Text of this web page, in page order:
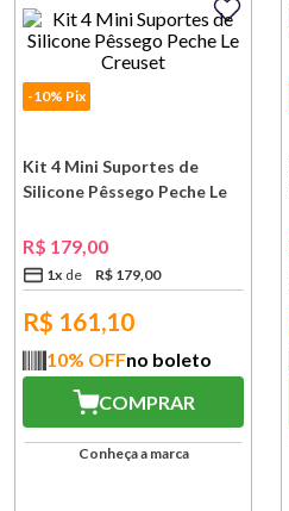
-10% Pix
Kit 4 Mini Suportes de
Silicone Pêssego Peche Le
R$ 179,00
1x R$ 179,00
R$ 161,10
10% OFFno boleto
COMPRAR
Conheça a marca